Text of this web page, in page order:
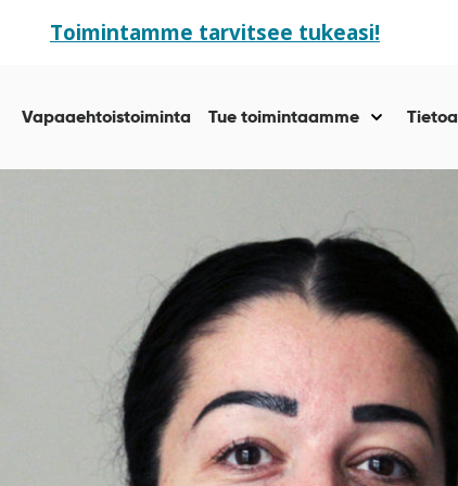
Toimintamme tarvitsee tukeasi!
Näytä
Vapaaehtoistoiminta Tue toimintaamme
Näytä